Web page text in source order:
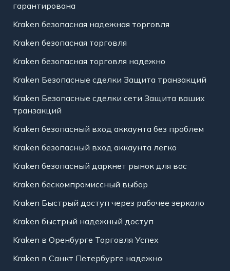
гарантирована
Kraken безопасная надежная торговля
Kraken безопасная торговля
Kraken безопасная торговля надежно
Kraken Безопасные сделки Защита транзакций
Kraken Безопасные сделки сети Защита ваших
транзакций
Kraken безопасный вход аккаунта без проблем
Kraken безопасный вход аккаунта легко
Kraken безопасный даркнет рынок для вас
Kraken бескомпромиссный выбор
Kraken Быстрый доступ через рабочее зеркало
Kraken быстрый надежный доступ
Kraken в Оренбурге Торговля Успех
Kraken в Санкт Петербурге надежно